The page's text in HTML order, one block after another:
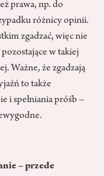
prawa, np. do
różnicy opinii.
zgadzać, więc nie
w takiej
Ważne, że zgadzają
to także
i spełniania próśb –
– przede